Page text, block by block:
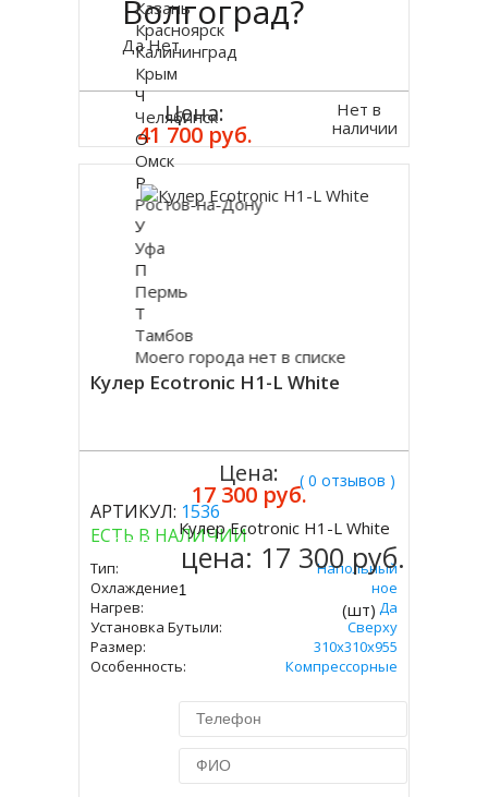
Цена:
41 700 руб.
Нет в
наличии
Кулер Ecotronic H1-L White
( 0 отзывов )
АРТИКУЛ: 1536
ЕСТЬ В НАЛИЧИИ
Тип:
Напольный
Охлаждение:
Компрессорное
Нагрев:
Да
Установка Бутыли:
Сверху
Размер:
310x310х955
Особенность:
Компрессорные
Цена:
17 300 руб.
Купить
Кулер Ecotronic H1-L White
цена: 17 300 руб.
(шт)
Волгоград?
Да Нет
Казань
Красноярск
Калининград
Крым
Ч
Челябинск
О
Омск
Р
Ростов-на-Дону
У
Уфа
П
Пермь
Т
Тамбов
Моего города нет в списке